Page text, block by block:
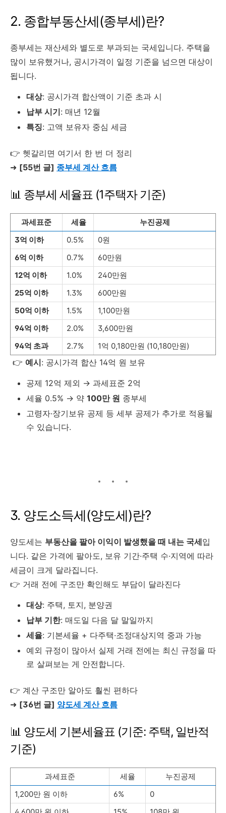
2. 종합부동산세(종부세)란?
종부세는 재산세와 별도로 부과되는 국세입니다. 주택을
많이 보유했거나, 공시가격이 일정 기준을 넘으면 대상이
됩니다.
대상: 공시가격 합산액이 기준 초과 시
납부 시기: 매년 12월
특징: 고액 보유자 중심 세금
👉 헷갈리면 여기서 한 번 더 정리
➜ [55번 글] 종부세 계산 흐름
📊 종부세 세율표 (1주택자 기준)
과세표준 세율
누진공제
3억 이하
0.5%
0원
6억 이하
0.7%
60만원
12억 이하
1.0%
240만원
25억 이하
1.3%
600만원
50억 이하
1.5%
1,100만원
94억 이하
2.0%
3,600만원
94억 초과
2.7% 1억 0,180만원 (10,180만원)
👉 예시: 공시가격 합산 14억 원 보유
공제 12억 제외 → 과세표준 2억
세율 0.5% → 약 100만 원 종부세
고령자·장기보유 공제 등 세부 공제가 추가로 적용될
수 있습니다.
3. 양도소득세(양도세)란?
양도세는 부동산을 팔아 이익이 발생했을 때 내는 국세입
니다. 같은 가격에 팔아도, 보유 기간·주택 수·지역에 따라
세금이 크게 달라집니다.
👉 거래 전에 구조만 확인해도 부담이 달라진다
대상: 주택, 토지, 분양권
납부 기한: 매도일 다음 달 말일까지
세율: 기본세율 + 다주택·조정대상지역 중과 가능
예외 규정이 많아서 실제 거래 전에는 최신 규정을 따
로 살펴보는 게 안전합니다.
👉 계산 구조만 알아도 훨씬 편하다
➜ [36번 글] 양도세 계산 흐름
📊 양도세 기본세율표 (기준: 주택, 일반적
기준)
과세표준 세율
누진공제
1,200만 원 이하
6%
0